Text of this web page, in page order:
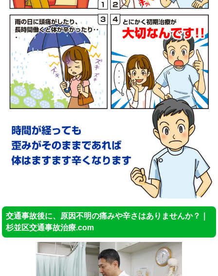
交通事故後に、原因不明の痛みや辛さはありませんか？｜
杉並区交通事故治療.com